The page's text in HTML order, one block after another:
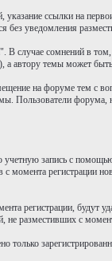
ссылки на
без уведомления
случае сомнений в
а автору темы может
на форуме тем с
Пользователи
запись с
момента регистрации
регистрации,
не разместивших с